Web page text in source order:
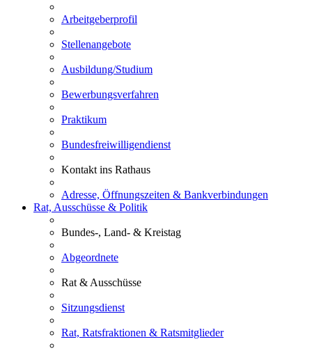
Arbeitgeberprofil
Stellenangebote
Ausbildung/Studium
Bewerbungsverfahren
Praktikum
Bundesfreiwilligendienst
Kontakt ins Rathaus
Adresse, Öffnungszeiten & Bankverbindungen
Rat, Ausschüsse & Politik
Bundes-, Land- & Kreistag
Abgeordnete
Rat & Ausschüsse
Sitzungsdienst
Rat, Ratsfraktionen & Ratsmitglieder